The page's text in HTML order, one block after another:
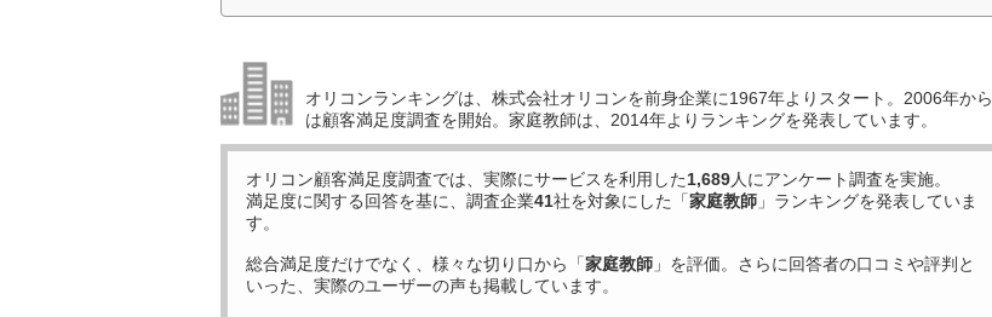
オリコンランキングは、株式会社オリコンを前身企業に1967年よりスタート。2006年から
は顧客満足度調査を開始。家庭教師は、2014年よりランキングを発表しています。
オリコン顧客満足度調査では、実際にサービスを利用した1,689人にアンケート調査を実施。
満足度に関する回答を基に、調査企業41社を対象にした「家庭教師 」ランキングを発表していま
す。
総合満足度だけでなく、様々な切り口から「家庭教師 」を評価。さらに回答者の口コミや評判と
いった、実際のユーザーの声も掲載しています。